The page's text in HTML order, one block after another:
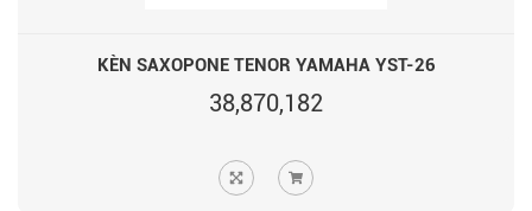
KÈN SAXOPONE TENOR YAMAHA YST-26
38,870,182